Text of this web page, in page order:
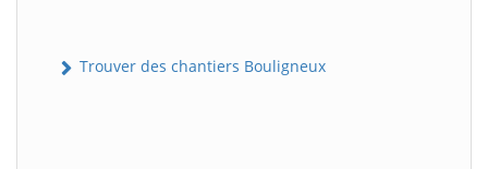
Trouver des chantiers Bouligneux